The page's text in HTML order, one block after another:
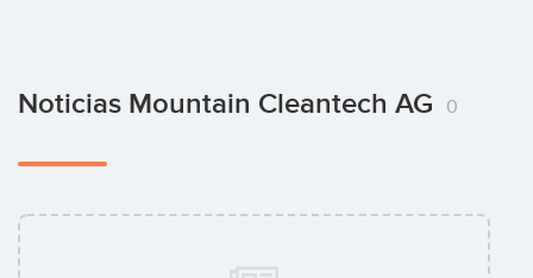
Noticias Mountain Cleantech AG 0